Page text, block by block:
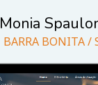
Monia
BARRA BONITA /